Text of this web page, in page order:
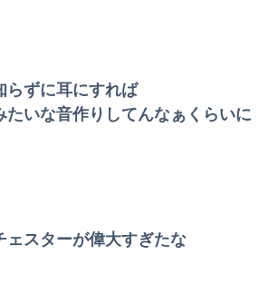
パンのお尻！！
らずに耳にすれば
たいな音作りしてんなぁくらいに
ェスターが偉大すぎたな